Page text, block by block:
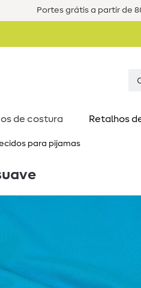
Portes grátis a partir de
de costura​ Retalhos
para pijamas